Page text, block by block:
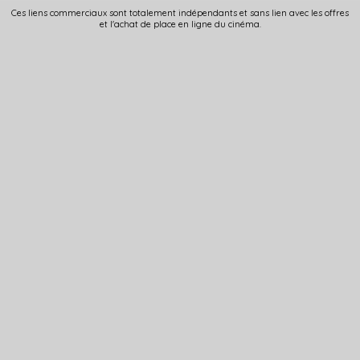
Ces liens commerciaux sont totalement indépendants et sans lien avec les offres
et l'achat de place en ligne du cinéma.